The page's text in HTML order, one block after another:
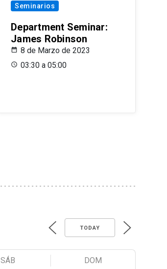
Seminarios
Department Seminar:
James Robinson
8 de Marzo de 2023
03:30 a 05:00
TODAY
SÁB DOM